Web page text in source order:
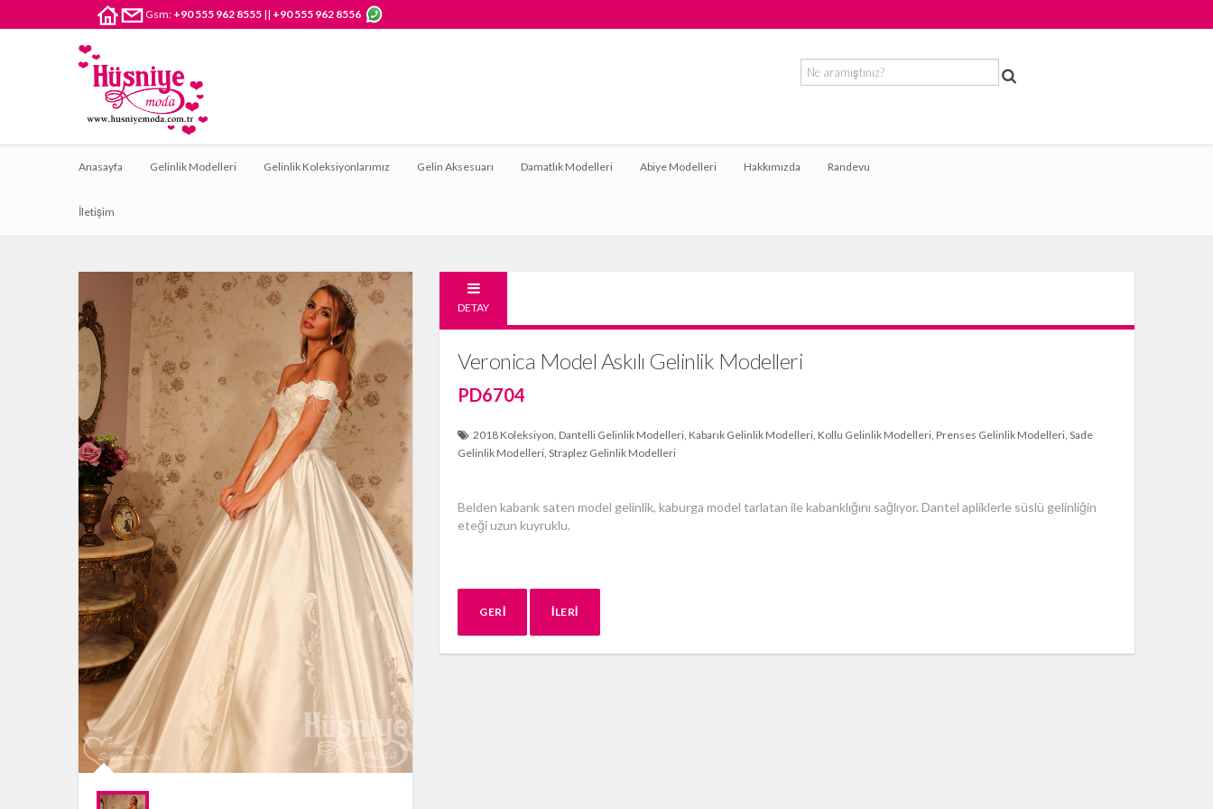
Gsm: +90 555 962 8555 || +90 555 962 8556
Anasayfa Gelinlik Modelleri Gelinlik Koleksiyonlarımız Gelin Aksesuarı Damatlık Modelleri Abiye Modelleri Hakkımızda Randevu
İletişim
DETAY
Veronica Model Askılı Gelinlik Modelleri
PD6704
2018 Koleksiyon Dantelli Gelinlik Modelleri Kabarık Gelinlik Modelleri Kollu Gelinlik Modelleri Prenses Gelinlik Modelleri Sade
Gelinlik Modelleri Straplez Gelinlik Modelleri
Belden kabarık saten model gelinlik, kaburga model tarlatan ile kabarıklığını sağlıyor. Dantel apliklerle süslü gelinliğin
eteği uzun kuyruklu.